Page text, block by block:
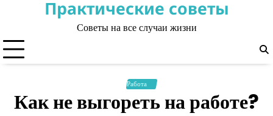
Практические советы
Советы на все случаи жизни
Работа
Как не выгореть на работе?